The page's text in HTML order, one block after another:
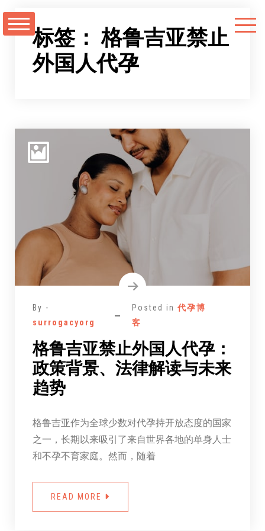
至
标签：格鲁吉亚禁止
外国人代孕
By -
surrogacyorg
Posted in代孕博
客
格鲁吉亚禁止外国人代孕：
政策背景、法律解读与未来
趋势
格鲁吉亚作为全球少数对代孕持开放态度的国家
之一，长期以来吸引了来自世界各地的单身人士
和不孕不育家庭。然而，随着
READ MORE